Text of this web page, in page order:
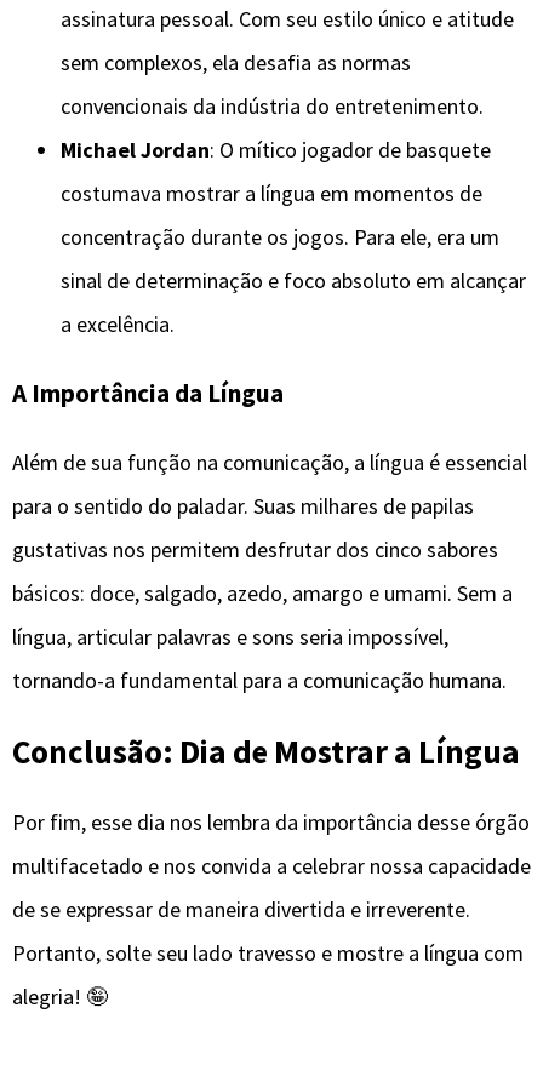
assinatura pessoal. Com seu estilo único e atitude
sem complexos, ela desafia as normas
convencionais da indústria do entretenimento.
Michael Jordan: O mítico jogador de basquete
costumava mostrar a língua em momentos de
concentração durante os jogos. Para ele, era um
sinal de determinação e foco absoluto em alcançar
a excelência.
A Importância da Língua
Além de sua função na comunicação, a língua é essencial
para o sentido do paladar. Suas milhares de papilas
gustativas nos permitem desfrutar dos cinco sabores
básicos: doce, salgado, azedo, amargo e umami. Sem a
língua, articular palavras e sons seria impossível,
tornando-a fundamental para a comunicação humana.
Conclusão: Dia de Mostrar a Língua
Por fim, esse dia nos lembra da importância desse órgão
multifacetado e nos convida a celebrar nossa capacidade
de se expressar de maneira divertida e irreverente.
Portanto, solte seu lado travesso e mostre a língua com
alegria! 🤪